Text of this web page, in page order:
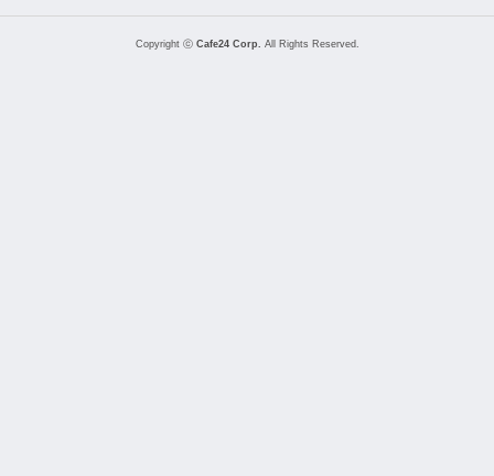
Copyright ⓒ Cafe24 Corp. All Rights Reserved.